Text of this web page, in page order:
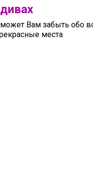
Вам забыть обо
места